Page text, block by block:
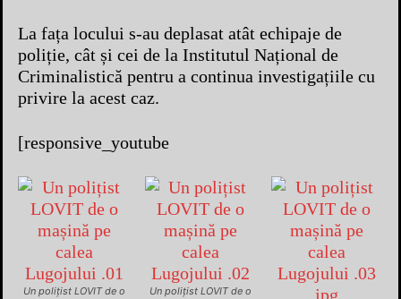
La fața locului s-au deplasat atât echipaje de
poliție, cât și cei de la Institutul Național de
Criminalistică pentru a continua investigațiile cu
privire la acest caz.
[responsive_youtube
Un polițist LOVIT de o
Un polițist LOVIT de o